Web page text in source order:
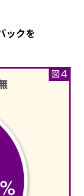
ックを